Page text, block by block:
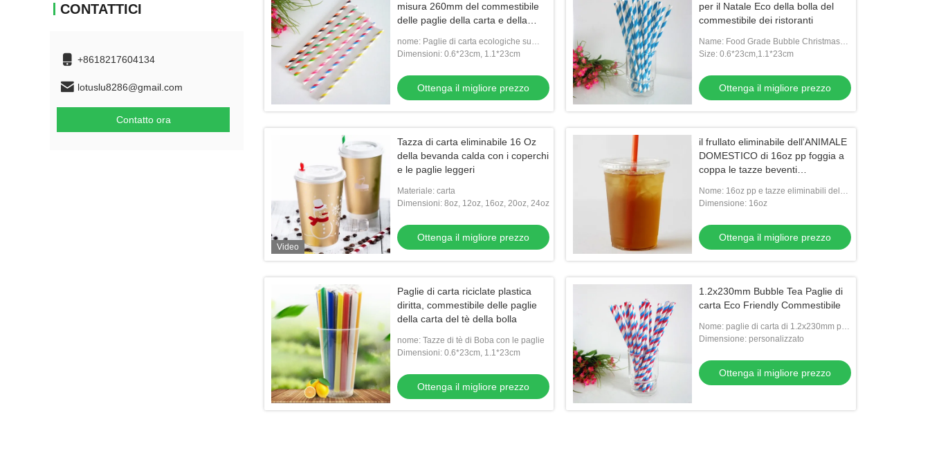
CONTATTICI
+8618217604134
lotuslu8286@gmail.com
Contatto ora
misura 260mm del commestibile
delle paglie della carta e della
nome: Paglie di carta ecologiche su
misura del commestibile
Dimensioni: 0.6*23cm, 1.1*23cm
Ottenga il migliore prezzo
per il Natale Eco della bolla del
commestibile dei ristoranti
Name: Food Grade Bubble Christmas
Promotional Gifts Tea Striped Paper
Size: 0.6*23cm,1.1*23cm
Ottenga il migliore prezzo
Video
Tazza di carta eliminabile 16 Oz
della bevanda calda con i coperchi
e le paglie leggeri
Materiale: carta
Dimensioni: 8oz, 12oz, 16oz, 20oz, 24oz
Ottenga il migliore prezzo
il frullato eliminabile dell'ANIMALE
DOMESTICO di 16oz pp foggia a
coppa le tazze beventi
paglie
Nome: 16oz pp e tazze eliminabili del
frullato dell'ANIMALE DOMESTICO con i
Dimensione: 16oz
Ottenga il migliore prezzo
Paglie di carta riciclate plastica
diritta, commestibile delle paglie
della carta del tè della bolla
nome: Tazze di tè di Boba con le paglie
Dimensioni: 0.6*23cm, 1.1*23cm
Ottenga il migliore prezzo
1.2x230mm Bubble Tea Paglie di
carta Eco Friendly Commestibile
Nome: paglie di carta di 1.2x230mm per
il tè della bolla
Dimensione: personalizzato
Ottenga il migliore prezzo